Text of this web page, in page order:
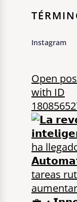
Instagram
Open
with ID